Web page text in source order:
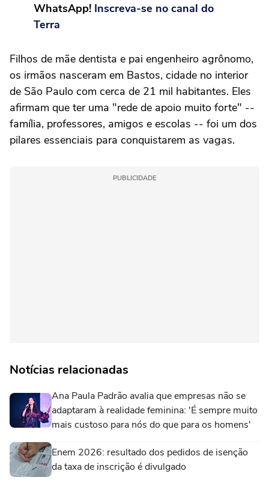
WhatsApp! Inscreva-se no canal do
Terra
Filhos de mãe dentista e pai engenheiro agrônomo,
os irmãos nasceram em Bastos, cidade no interior
de São Paulo com cerca de 21 mil habitantes. Eles
afirmam que ter uma "rede de apoio muito forte" --
família, professores, amigos e escolas -- foi um dos
pilares essenciais para conquistarem as vagas.
PUBLICIDADE
Notícias relacionadas
Ana Paula Padrão avalia que empresas não se
adaptaram à realidade feminina: 'É sempre muito
mais custoso para nós do que para os homens'
Enem 2026: resultado dos pedidos de isenção
da taxa de inscrição é divulgado